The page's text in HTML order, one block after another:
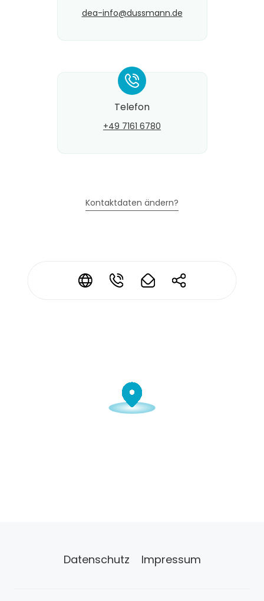
* * * *
dea-info@​dussmann.de
*
Telefon
+49 7161 6780
Kontaktdaten ändern?
Datenschutz Impressum